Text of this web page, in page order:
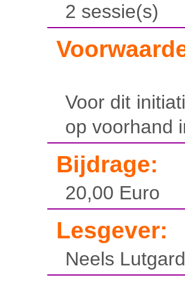
2 sessie(s)
Voor dit
op voorhand
Bijdrage:
20,00 Euro
Lesgever:
Neels Lutgard